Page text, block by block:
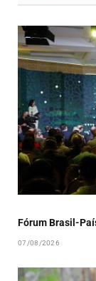
Fórum Brasil-
07/08/2026